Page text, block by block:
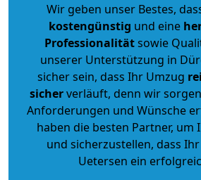
Wir geben unser Bestes,
kostengünstig und eine
Professionalitätsowie
unserer Unterstützung in
sicher sein, dass Ihr Umzug
sicherverläuft, denn wir
Anforderungen und Wünsche
haben die besten Partner, um
und sicherzustellen, dass
Uetersen ein